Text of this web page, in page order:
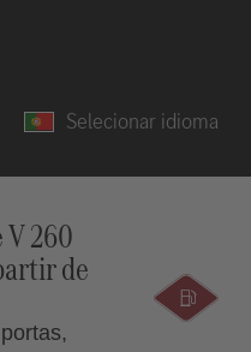
Selecionar idioma
260
de